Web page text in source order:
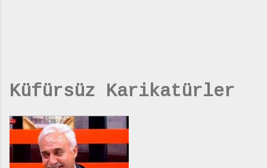
Küfürsüz Karikatürler